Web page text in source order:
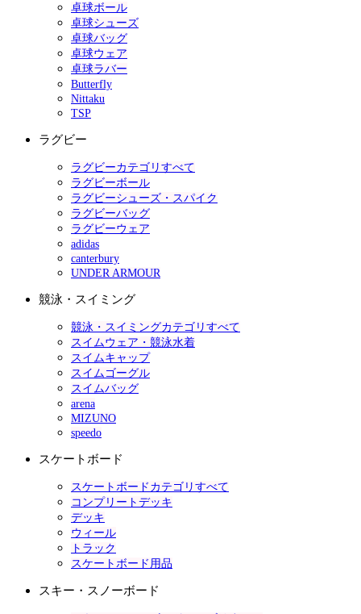
卓球ボール
卓球シューズ
卓球バッグ
卓球ウェア
卓球ラバー
Butterfly
Nittaku
TSP
ラグビー
ラグビーカテゴリすべて
ラグビーボール
ラグビーシューズ・スパイク
ラグビーバッグ
ラグビーウェア
adidas
canterbury
UNDER ARMOUR
競泳・スイミング
競泳・スイミングカテゴリすべて
スイムウェア・競泳水着
スイムキャップ
スイムゴーグル
スイムバッグ
arena
MIZUNO
speedo
スケートボード
スケートボードカテゴリすべて
コンプリートデッキ
デッキ
ウィール
トラック
スケートボード用品
スキー・スノーボード